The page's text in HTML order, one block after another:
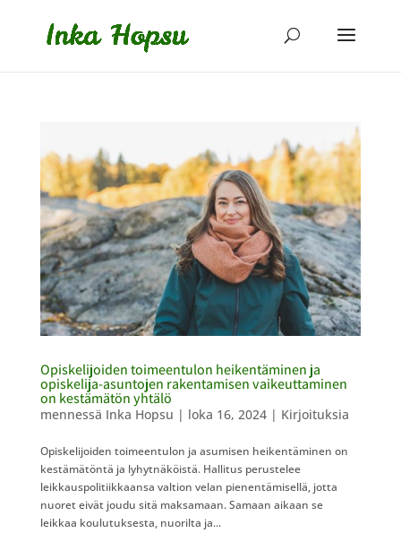
Opiskelijoiden toimeentulon heikentäminen ja
opiskelija-asuntojen rakentamisen vaikeuttaminen
on kestämätön yhtälö
mennessä Inka Hopsu | loka 16, 2024| Kirjoituksia
Opiskelijoiden toimeentulon ja asumisen heikentäminen on
kestämätöntä ja lyhytnäköistä. Hallitus perustelee
leikkauspolitiikkaansa valtion velan pienentämisellä, jotta
nuoret eivät joudu sitä maksamaan. Samaan aikaan se
leikkaa koulutuksesta, nuorilta ja...